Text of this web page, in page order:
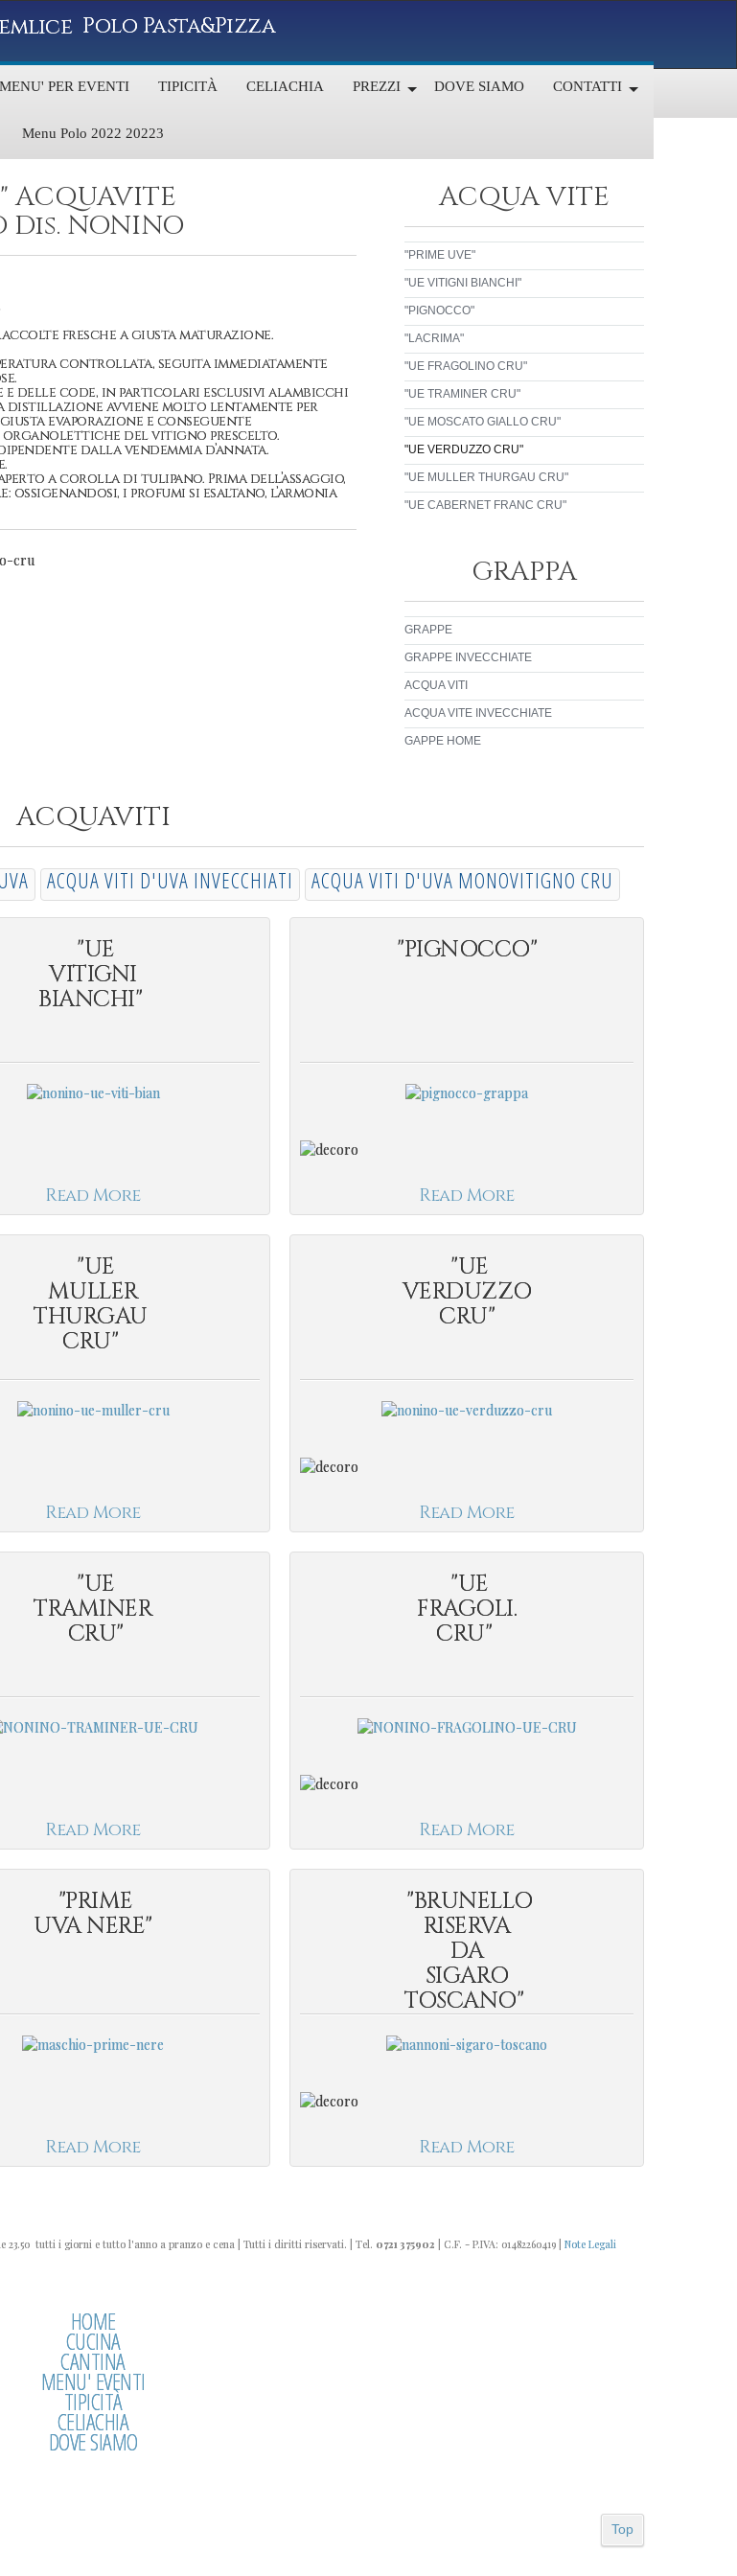
Polo Pasta&Pizza
MENU' PER EVENTI TIPICITÀ CELIACHIA PREZZI DOVE SIAMO CONTATTI
Menu Polo 2022 20223
ACQUAVITE
Dis. NONINO
fresche a giusta maturazione.
controllata, seguita immediatamente
delle code, in particolari esclusivi alambicchi
distillazione avviene molto lentamente per
evaporazione e conseguente
organolettiche del vitigno prescelto.
dalla vendemmia d’annata.
a corolla di tulipano. Prima dell’assaggio,
ossigenandosi, i profumi si esaltano, l’armonia
ACQUA VITE
"PRIME UVE"
"UE VITIGNI BIANCHI"
"PIGNOCCO"
"LACRIMA"
"UE FRAGOLINO CRU"
"UE TRAMINER CRU"
"UE MOSCATO GIALLO CRU"
"UE VERDUZZO CRU"
"UE MULLER THURGAU CRU"
"UE CABERNET FRANC CRU"
GRAPPA
GRAPPE
GRAPPE INVECCHIATE
ACQUA VITI
ACQUA VITE INVECCHIATE
GAPPE HOME
ACQUAVITI
ACQUA VITI D'UVA INVECCHIATI ACQUA VITI D'UVA MONOVITIGNO CRU
"UE
VITIGNI
BIANCHI"
Read More
"PIGNOCCO"
Read More
"UE
MULLER
THURGAU
CRU"
Read More
"UE
VERDUZZO
CRU"
Read More
"UE
TRAMINER
CRU"
Read More
"UE
FRAGOLI.
CRU"
Read More
"PRIME
UVA NERE"
Read More
"BRUNELLO
RISERVA
DA
SIGARO
TOSCANO"
Read More
23.50 tutti i giorni e tutto l'anno a pranzo e cena | Tutti i diritti riservati. | Tel. 0721 375902 | C.F. - P.IVA: 01482260419 | Note Legali
HOME
CUCINA
CANTINA
MENU' EVENTI
TIPICITÀ
CELIACHIA
DOVE SIAMO
Top